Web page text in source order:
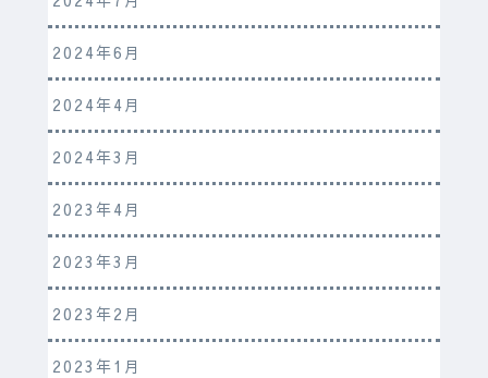
2024年6月
2024年4月
2024年3月
2023年4月
2023年3月
2023年2月
2023年1月